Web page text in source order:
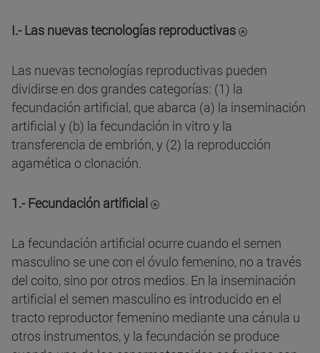
I.- Las nuevas tecnologías reproductivas
Las nuevas tecnologías reproductivas pueden
dividirse en dos grandes categorías: (1) la
fecundación artificial, que abarca (a) la inseminación
artificial y (b) la fecundación in vitro y la
transferencia de embrión, y (2) la reproducción
agamética o clonación.
1.- Fecundación artificial
La fecundación artificial ocurre cuando el semen
masculino se une con el óvulo femenino, no a través
del coito, sino por otros medios. En la inseminación
artificial el semen masculino es introducido en el
tracto reproductor femenino mediante una cánula u
otros instrumentos, y la fecundación se produce